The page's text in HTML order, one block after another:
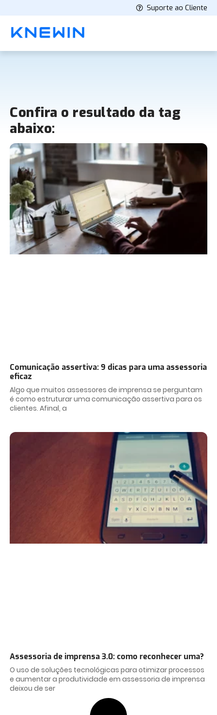
Suporte ao Cliente
Confira o resultado da tag
abaixo:
Comunicação assertiva: 9 dicas para uma assessoria
eficaz
Algo que muitos assessores de imprensa se perguntam
é como estruturar uma comunicação assertiva para os
clientes. Afinal, a
Assessoria de imprensa 3.0: como reconhecer uma?
O uso de soluções tecnológicas para otimizar processos
e aumentar a produtividade em assessoria de imprensa
deixou de ser